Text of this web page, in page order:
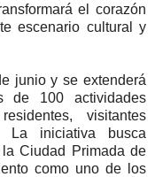
el corazón
escenario cultural y
junio y se extenderá
de 100 actividades
visitantes
La iniciativa busca
Ciudad Primada de
como uno de los